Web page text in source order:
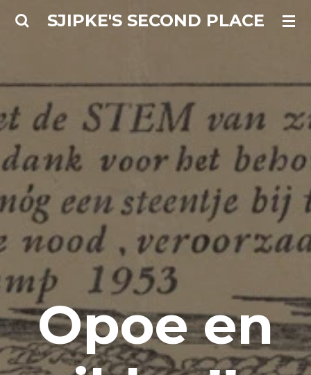
Ga
hoofdinhoud
SJIPKE'S SECOND PLACE
en